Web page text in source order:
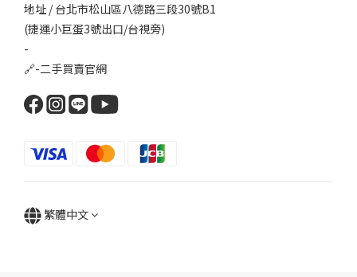
地址 / 台北市松山區八德路三段30號B1
(捷運小巨蛋3號出口/台視旁)
-
🔗-二手買賣官網
繁體中文